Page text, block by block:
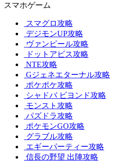
スマホゲーム
スマグロ攻略
デジモンUP攻略
ヴァンピール攻略
ドットアビス攻略
NTE攻略
Gジェネエターナル攻略
ポケポケ攻略
シャドバ ビヨンド攻略
モンスト攻略
パズドラ攻略
ポケモンGO攻略
グラブル攻略
エギーパーティー攻略
信長の野望 出陣攻略